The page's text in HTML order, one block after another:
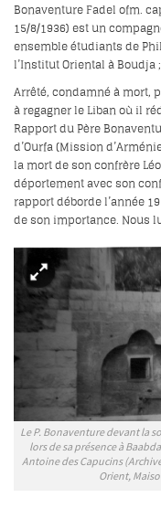
Bonaventure Fadel ofm.
15/8/1936) est un
ensemble étudiants de
l’Institut Oriental à
Arrêté, condamné à mort,
à regagner le Liban où il
Rapport du Père
d’Ourfa (Mission
la mort de son confrère
déportement avec son
rapport déborde l’année
de son importance. Nous
Le P. Bonaventure devant la
lors de sa présence à
Antoine des Capucins
Orient,